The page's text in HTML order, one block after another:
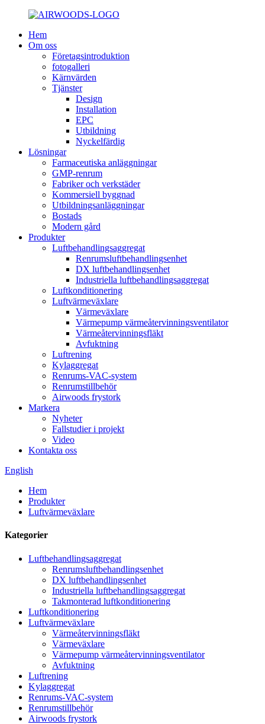
Hem
Om oss
Företagsintroduktion
fotogalleri
Kärnvärden
Tjänster
Design
Installation
EPC
Utbildning
Nyckelfärdig
Lösningar
Farmaceutiska anläggningar
GMP-renrum
Fabriker och verkstäder
Kommersiell byggnad
Utbildningsanläggningar
Bostads
Modern gård
Produkter
Luftbehandlingsaggregat
Renrumsluftbehandlingsenhet
DX luftbehandlingsenhet
Industriella luftbehandlingsaggregat
Luftkonditionering
Luftvärmeväxlare
Värmeväxlare
Värmepump värmeåtervinningsventilator
Värmeåtervinningsfläkt
Avfuktning
Luftrening
Kylaggregat
Renrums-VAC-system
Renrumstillbehör
Airwoods frystork
Markera
Nyheter
Fallstudier i projekt
Video
Kontakta oss
English
Hem
Produkter
Luftvärmeväxlare
Kategorier
Luftbehandlingsaggregat
Renrumsluftbehandlingsenhet
DX luftbehandlingsenhet
Industriella luftbehandlingsaggregat
Takmonterad luftkonditionering
Luftkonditionering
Luftvärmeväxlare
Värmeåtervinningsfläkt
Värmeväxlare
Värmepump värmeåtervinningsventilator
Avfuktning
Luftrening
Kylaggregat
Renrums-VAC-system
Renrumstillbehör
Airwoods frystork